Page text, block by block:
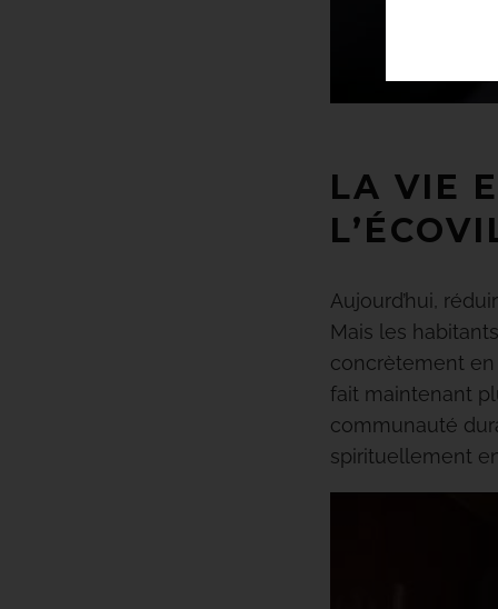
LA VIE
Aujourd’hui,
Mais les
concrètement en
fait maintenant
communauté
spirituellement